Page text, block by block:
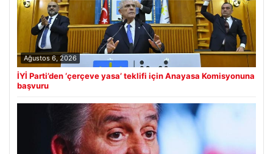
Ağustos 6, 2026
İYİ Parti’den ‘çerçeve yasa’ teklifi için Anayasa Komisyonuna
başvuru